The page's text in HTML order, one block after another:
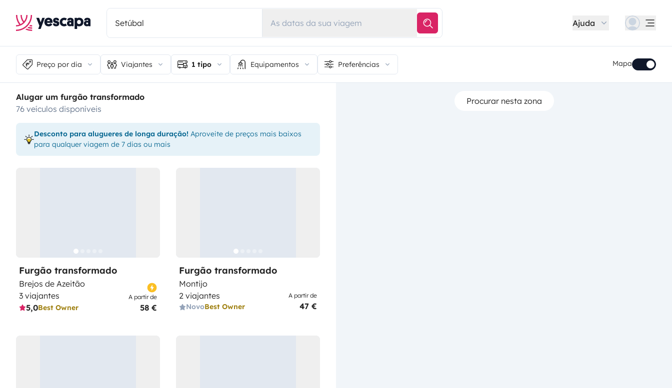
As datas da sua viagem Ajuda
Preço por dia Viajantes 1 tipo Equipamentos Preferências Mapa
Alugar um furgão transformado
76 veículos disponíveis
Desconto para alugueres de longa duração! Aproveite de preços mais baixos
para qualquer viagem de 7 dias ou mais
Furgão transformado
Brejos de Azeitão
3 viajantes
5,0Best Owner
A partir de
58 €
Furgão transformado
Montijo
2 viajantes
NovoBest Owner
A partir de
47 €
Procurar nesta zona